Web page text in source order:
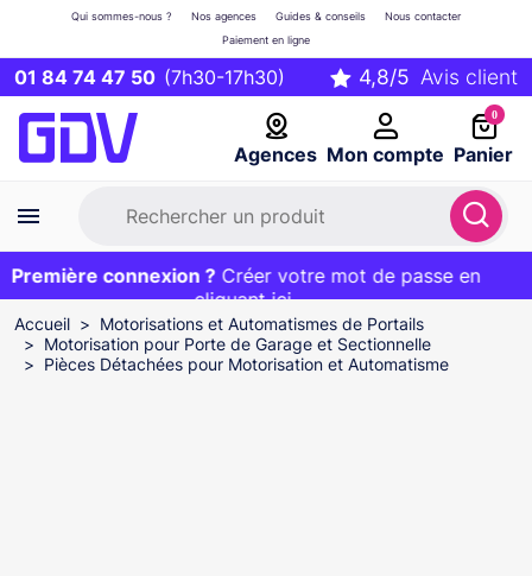
01 84 74 47 50 (7h30-17h30)
Agences Mon compte
Qui sommes-nous ? Nos agences Guides & conseils
Nous contacter
Paiement en ligne
0
Panier
Première commande ?20€ OFFERT sur votre panier
et livraison 24/48h gratuite avec le codeBIENVENUE
Première connexion ? Créer votre mot de passe en
cliquant ici
EXCLU WEB :
Accueil
Motorisations et Automatismes de Portails
Motorisation pour Porte de Garage et Sectionnelle
Pièces Détachées pour Motorisation et Automatisme